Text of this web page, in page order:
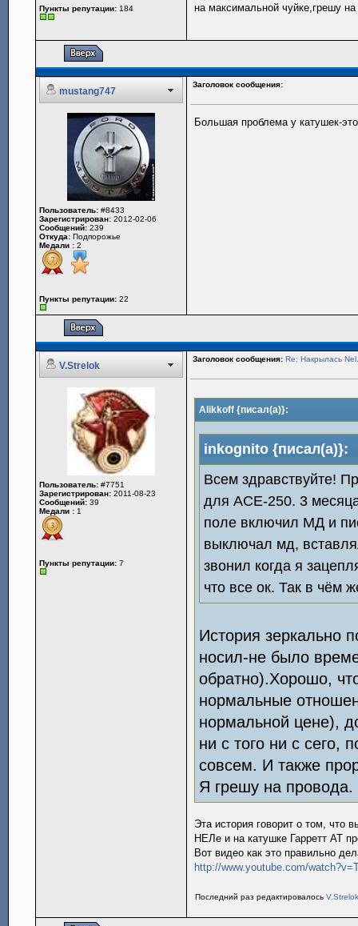
Пункты репутации: 184
на максимальной чуйке,грешу
mustang747
Заголовок сообщения:
Пользователь: #8433
Зарегистрирован: 2012-02-06
Сообщений: 239
Откуда: Подпорожье
Медали : 2
Пункты репутации: 22
Большая проблема у катушек-
V.Strelok
Заголовок сообщения: Re: Накрылась
Пользователь: #7751
Зарегистрирован: 2011-08-23
Сообщений: 39
Медали : 1
Пункты репутации: 7
Alikkoff {писал(а)}:
inkognito {писал(а)}:
Всем здравствуйте!
для АСЕ-250. 3
поле включил МД и
выключал мд,
звонил когда я
что все ок. Так в чём
История зеркально
носил-не было
обратно).Хорошо,
нормальные
нормальной цене),
ни с того ни с сего,
совсем. И также
Я грешу на
Эта история говорит о том, что
НЕЛе и на катушке Гарретт АТ
Вот видео как это правильно
http://www.youtube.com/
Последний раз редактировалось